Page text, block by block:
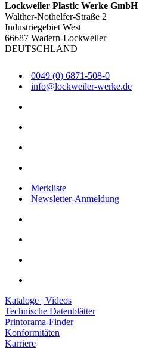
Lockweiler Plastic Werke GmbH
Walther-Nothelfer-Straße 2
Industriegebiet West
66687 Wadern-Lockweiler
DEUTSCHLAND
0049 (0) 6871-508-0
info@lockweiler-werke.de
Merkliste
Newsletter-Anmeldung
Kataloge | Videos
Technische Datenblätter
Printorama-Finder
Konformitäten
Karriere